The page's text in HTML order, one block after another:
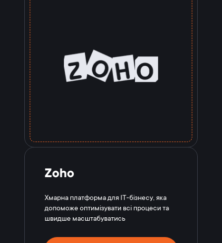
Zoho
Хмарна платформа для IT-бізнесу, яка
допоможе оптимізувати всі процеси та
швидше масштабуватись